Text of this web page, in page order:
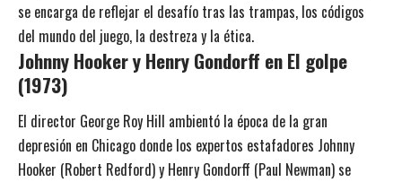
se encarga de reflejar el desafío tras las trampas, los códigos
del mundo del juego, la destreza y la ética.
Johnny Hooker y Henry Gondorff en El golpe
(1973)
El director George Roy Hill ambientó la época de la gran
depresión en Chicago donde los expertos estafadores Johnny
Hooker (Robert Redford) y Henry Gondorff (Paul Newman) se